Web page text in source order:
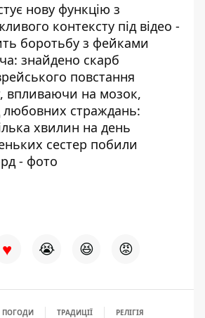
нову функцію з
контексту під відео -
боротьбу з фейками
знайдено скарб
повстання
впливаючи на мозок,
любовних страждань:
хвилин на день
сестер побили
- фото
♥ 😭 😆 😡
ПОГОДИ ТРАДИЦІЇ РЕЛІГІЯ